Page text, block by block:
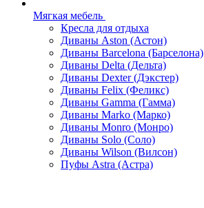
Мягкая мебель
Кресла для отдыха
Диваны Aston (Астон)
Диваны Barcelona (Барселона)
Диваны Delta (Дельта)
Диваны Dexter (Дэкстер)
Диваны Felix (Феликс)
Диваны Gamma (Гамма)
Диваны Marko (Марко)
Диваны Monro (Монро)
Диваны Solo (Соло)
Диваны Wilson (Вилсон)
Пуфы Astra (Астра)